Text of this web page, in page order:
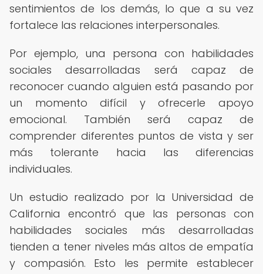
sentimientos de los demás, lo que a su vez
fortalece las relaciones interpersonales.
Por ejemplo, una persona con habilidades
sociales desarrolladas será capaz de
reconocer cuando alguien está pasando por
un momento difícil y ofrecerle apoyo
emocional. También será capaz de
comprender diferentes puntos de vista y ser
más tolerante hacia las diferencias
individuales.
Un estudio realizado por la Universidad de
California encontró que las personas con
habilidades sociales más desarrolladas
tienden a tener niveles más altos de empatía
y compasión. Esto les permite establecer